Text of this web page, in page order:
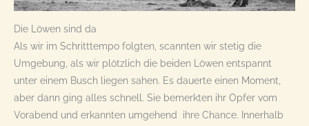
Die Löwen sind da
Als wir im Schritttempo folgten, scannten wir stetig die
Umgebung, als wir plötzlich die beiden Löwen entspannt
unter einem Busch liegen sahen. Es dauerte einen Moment,
aber dann ging alles schnell. Sie bemerkten ihr Opfer vom
Vorabend und erkannten umgehend ihre Chance. Innerhalb